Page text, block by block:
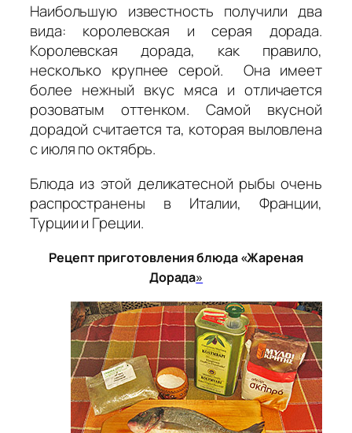
Наибольшую известность получили два
вида: королевская и серая дорада.
Королевская дорада, как правило,
несколько крупнее серой. Она имеет
более нежный вкус мяса и отличается
розоватым оттенком. Самой вкусной
дорадой считается та, которая выловлена
с июля по октябрь.
Блюда из этой деликатесной рыбы очень
распространены в Италии, Франции,
Турции и Греции.
Рецепт приготовления блюда «Жареная
Дорада»